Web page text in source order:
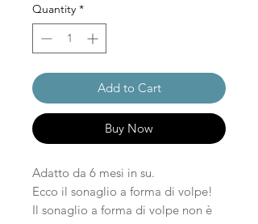
Quantity *
Add to Cart
Buy Now
Adatto da 6 mesi in su.
Ecco il sonaglio a forma di volpe!
Il sonaglio a forma di volpe non è